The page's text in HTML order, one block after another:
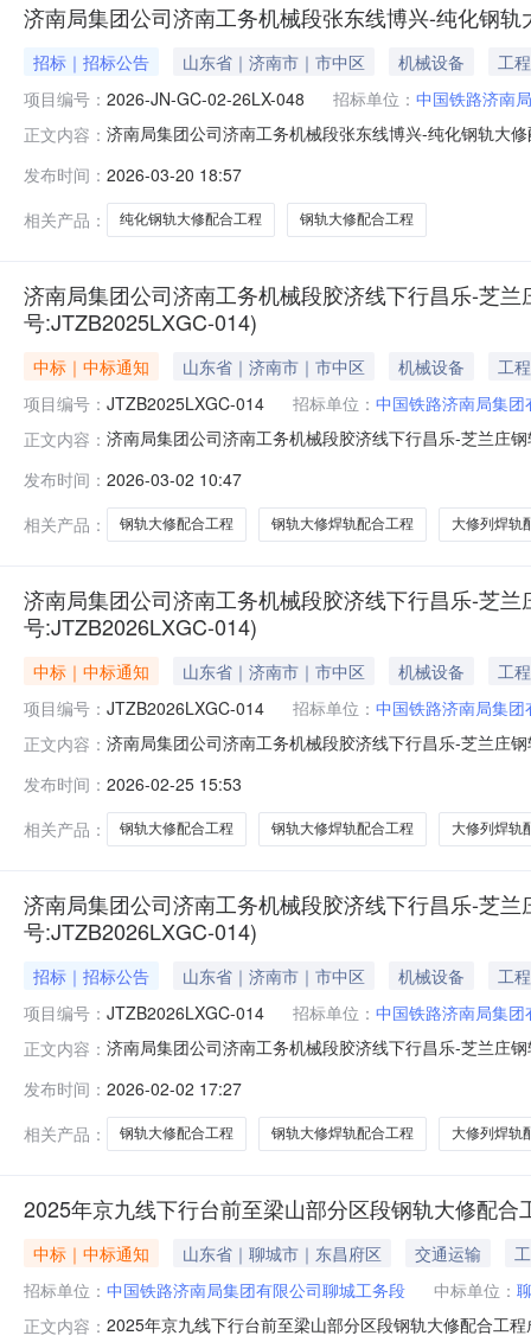
济南局集团公司济南工务机械段张东线博兴-纯化钢
招标｜招标公告 山东省｜济南市｜市中区 机械设备
工程
项目编号： 2026-JN-GC-02-26LX-048 招标单位： 中国铁路济南
正文内容： 济南局集团公司济南工务机械段张东线博兴-纯化钢轨大
区段更换新轨等8个大修项目方案的通知》（计技装函〔
皇岛西工务段大
发布时间： 2026-03-20 18:57
相关产品：
纯化钢轨大修配合工程 钢轨大修配合工程
济南局集团公司济南工务机械段胶济线下行昌乐-芝
号:JTZB2025LXGC-014)
中标｜中标通知 山东省｜济南市｜市中区 机械设备
工程
项目编号： JTZB2025LXGC-014 招标单位： 中国铁路济南局集
正文内容： 济南局集团公司济南工务机械段胶济线下行昌乐-芝兰庄
工程3.招标编号：JTZB2026LXGC-0144.评标结果：序
公司4
发布时间： 2026-03-02 10:47
相关产品：
钢轨大修配合工程 钢轨大修焊轨配合工程 大修列焊轨
济南局集团公司济南工务机械段胶济线下行昌乐-芝
号:JTZB2026LXGC-014)
中标｜中标通知 山东省｜济南市｜市中区 机械设备
工程
项目编号： JTZB2026LXGC-014 招标单位： 中国铁路济南局集
正文内容： 济南局集团公司济南工务机械段胶济线下行昌乐-芝兰庄
工程3.招标编号：JTZB2026LXGC-0144.评标结果：序
工程
发布时间： 2026-02-25 15:53
相关产品：
钢轨大修配合工程 钢轨大修焊轨配合工程 大修列焊轨
济南局集团公司济南工务机械段胶济线下行昌乐-芝
号:JTZB2026LXGC-014)
招标｜招标公告 山东省｜济南市｜市中区 机械设备
工程
项目编号： JTZB2026LXGC-014 招标单位： 中国铁路济南局集
正文内容： 济南局集团公司济南工务机械段胶济线下行昌乐-芝兰庄
线下行龙堌集-菏泽部分区段更换新轨等8个大修项目方
道床清筛等39个大修
发布时间： 2026-02-02 17:27
相关产品：
钢轨大修配合工程 钢轨大修焊轨配合工程 大修列焊轨
2025年京九线下行台前至梁山部分区段钢轨大修配合
中标｜中标通知 山东省｜聊城市｜东昌府区 交通运输
招标单位： 中国铁路济南局集团有限公司聊城工务段 中标单位：
正文内容： 2025年京九线下行台前至梁山部分区段钢轨大修配合工